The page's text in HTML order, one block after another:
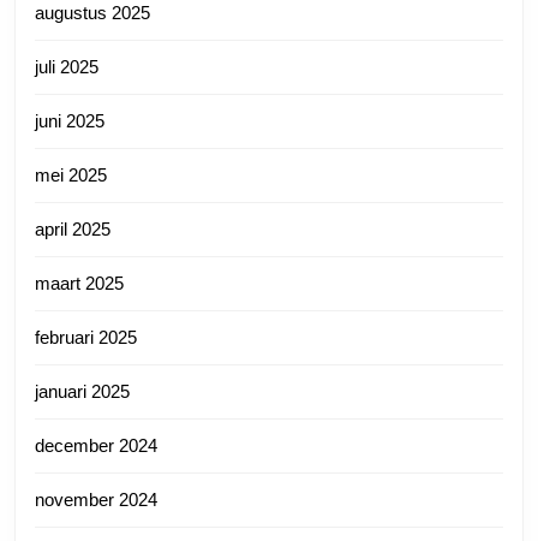
augustus 2025
juli 2025
juni 2025
mei 2025
april 2025
maart 2025
februari 2025
januari 2025
december 2024
november 2024